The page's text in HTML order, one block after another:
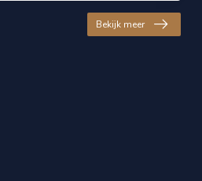
Bekijk meer